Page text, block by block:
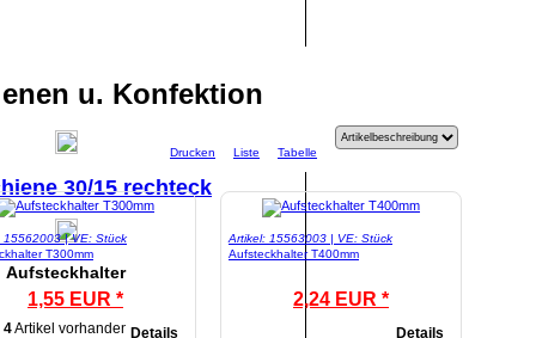
u. Konfektion
30/15 rechteck
Aufsteckhalter
4Artikel vorhanden
Drucken Liste Tabelle
15562003 | VE: Stück
T300mm
1,55 EUR *
Details
Artikel: 15563003 | VE: Stück
Aufsteckhalter T400mm
2,24 EUR *
Details